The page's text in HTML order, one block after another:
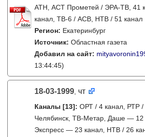
АТН, АСТ Прометей / ЭРА-ТВ, 41
канал, ТВ-6 / АСВ, НТВ / 51 канал
Регион: Екатеринбург
Источник: Областная газета
Добавил на сайт:
13:44:45)
18-03-1999, чт
Каналы [13]: ОРТ / 4 канал, РТР
Челябинск, ТВ-Метар, Даше — 12
Экспресс — 23 канал, НТВ / 26